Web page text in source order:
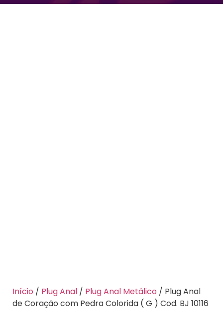
Início / Plug Anal / Plug Anal Metálico / Plug Anal
de Coração com Pedra Colorida ( G ) Cod. BJ 10116